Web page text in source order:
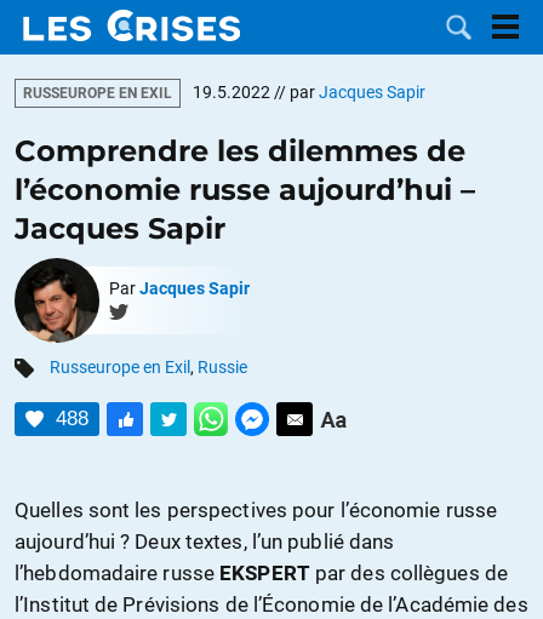
DOSSIERS
CATÉGORIES
MOTS CLÉS
DON
RUSSEUROPE EN EXIL 19.5.2022 // parJacques Sapir
Comprendre les dilemmes de
l’économie russe aujourd’hui –
Jacques Sapir
ParJacques Sapir
Russeurope en Exil , Russie
488
Quelles sont les perspectives pour l’économie russe
aujourd’hui ? Deux textes, l’un publié dans
l’hebdomadaire russe EKSPERTpar des collègues de
l’Institut de Prévisions de l’Économie de l’Académie des